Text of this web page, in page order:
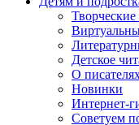
Детское
О
Новинки
Интернет-
Советуем